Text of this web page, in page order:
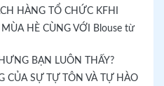
HÀNG TỔ CHỨC KFHI
HÈ CÙNG VỚI Blouse từ
BẠN LUÔN THẤY?
CỦA SỰ TỰ TÔN VÀ TỰ HÀO